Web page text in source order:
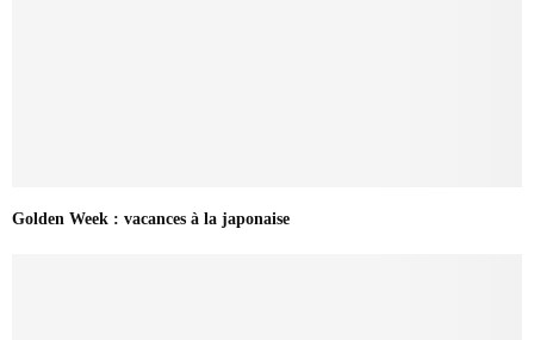
Golden Week : vacances à la japonaise